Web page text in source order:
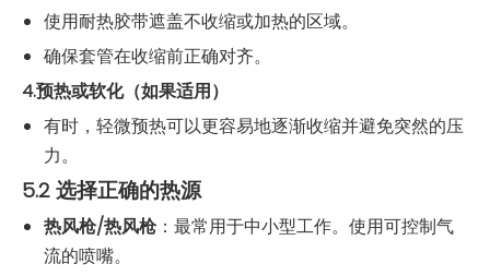
使用耐热胶带遮盖不收缩或加热的区域。
确保套管在收缩前正确对齐。
4.预热或软化（如果适用）
有时，轻微预热可以更容易地逐渐收缩并避免突然的压
力。
5.2 选择正确的热源
热风枪/热风枪：最常用于中小型工作。使用可控制气
流的喷嘴。